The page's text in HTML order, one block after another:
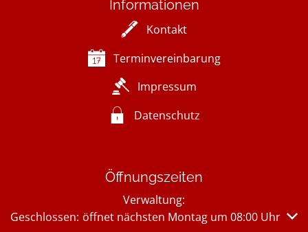
Informationen
Kontakt
Terminvereinbarung
Impressum
Datenschutz
Öffnungszeiten
Verwaltung:
Klicken, um weitere Öffnungs- oder Schließzeiten
Geschlossen: öffnet nächsten Montag um 08:00 Uhr